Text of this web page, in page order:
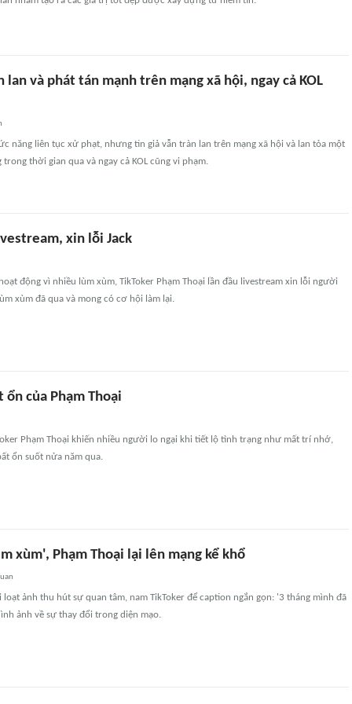
lan và phát tán mạnh trên mạng xã hội, ngay cả KOL
năng liên tục xử phạt, nhưng tin giả vẫn tràn lan trên mạng xã hội và lan tỏa một
trong thời gian qua và ngay cả KOL cũng vi phạm.
xin lỗi Jack
động vì nhiều lùm xùm, TikToker Phạm Thoại lần đầu livestream xin lỗi người
xùm đã qua và mong có cơ hội làm lại.
của Phạm Thoại
Phạm Thoại khiến nhiều người lo ngại khi tiết lộ tình trạng như mất trí nhớ,
ổn suốt nửa năm qua.
xùm', Phạm Thoại lại lên mạng kể khổ
loạt ảnh thu hút sự quan tâm, nam TikToker để caption ngắn gọn: '3 tháng mình đã
ảnh về sự thay đổi trong diện mạo.